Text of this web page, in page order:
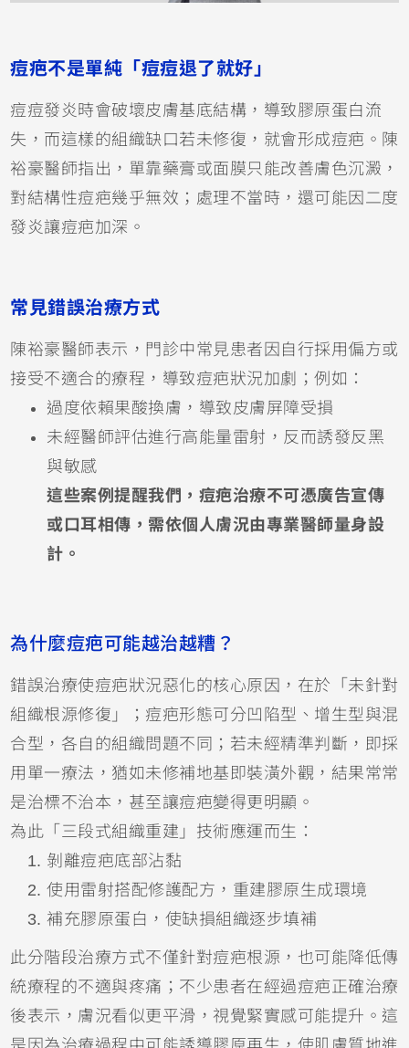
痘疤不是單純「痘痘退了就好」
痘痘發炎時會破壞皮膚基底結構，導致膠原蛋白流
失，而這樣的組織缺口若未修復，就會形成痘疤。陳
裕豪醫師指出，單靠藥膏或面膜只能改善膚色沉澱，
對結構性痘疤幾乎無效；處理不當時，還可能因二度
發炎讓痘疤加深。
常見錯誤治療方式
陳裕豪醫師表示，門診中常見患者因自行採用偏方或
接受不適合的療程，導致痘疤狀況加劇；例如：
過度依賴果酸換膚，導致皮膚屏障受損
未經醫師評估進行高能量雷射，反而誘發反黑
與敏感
這些案例提醒我們，痘疤治療不可憑廣告宣傳
或口耳相傳，需依個人膚況由專業醫師量身設
計。
為什麼痘疤可能越治越糟？
錯誤治療使痘疤狀況惡化的核心原因，在於「未針對
組織根源修復」；痘疤形態可分凹陷型、增生型與混
合型，各自的組織問題不同；若未經精準判斷，即採
用單一療法，猶如未修補地基即裝潢外觀，結果常常
是治標不治本，甚至讓痘疤變得更明顯。
為此「三段式組織重建」技術應運而生：
剝離痘疤底部沾黏
使用雷射搭配修護配方，重建膠原生成環境
補充膠原蛋白，使缺損組織逐步填補
此分階段治療方式不僅針對痘疤根源，也可能降低傳
統療程的不適與疼痛；不少患者在經過痘疤正確治療
後表示，膚況看似更平滑，視覺緊實感可能提升。這